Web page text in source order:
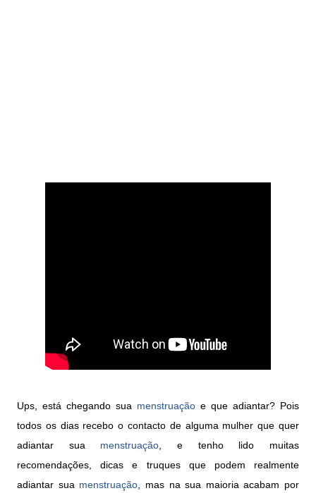
Ups, está chegando sua menstruação e que adiantar? Pois
todos os dias recebo o contacto de alguma mulher que quer
adiantar sua menstruação , e tenho lido muitas
recomendações, dicas e truques que podem realmente
adiantar sua menstruação , mas na sua maioria acabam por